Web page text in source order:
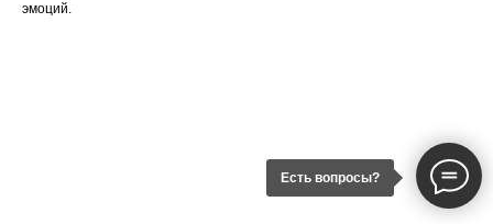
эмоций.
Есть вопросы?